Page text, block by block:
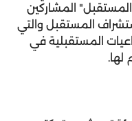
المشاركين
المستقبل والتي
المستقبلية في
لها.